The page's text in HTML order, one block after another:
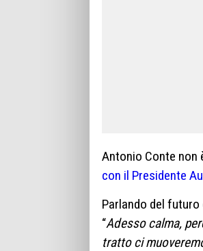
Antonio Conte non
con il Presidente
Parlando del
“Adesso calma,
tratto ci